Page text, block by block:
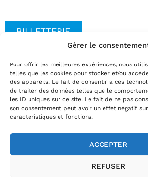
Gérer le
Pour offrir les meilleures expériences, nous
telles que les cookies pour stocker et/ou
des appareils. Le fait de consentir à ces
de traiter des données telles que le
les ID uniques sur ce site. Le fait de ne pas
son consentement peut avoir un effet négatif
caractéristiques et fonctions.
ACCEPTER
REFUSER
BILLETTERIE
Date(s)
Réservez
par téléphone au
par mail
02.35.29.22.81
du mardi au vendredi